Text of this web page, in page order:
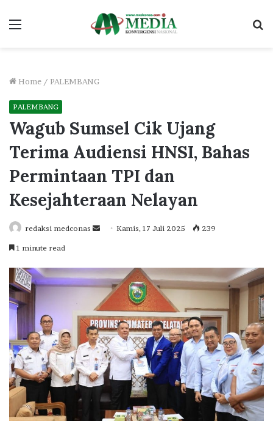
Menu
Home / PALEMBANG
PALEMBANG
Wagub Sumsel Cik Ujang
Terima Audiensi HNSI, Bahas
Permintaan TPI dan
Kesejahteraan Nelayan
redaksi medconas
SendKamis, 17 Juli 2025 239
1 minute read